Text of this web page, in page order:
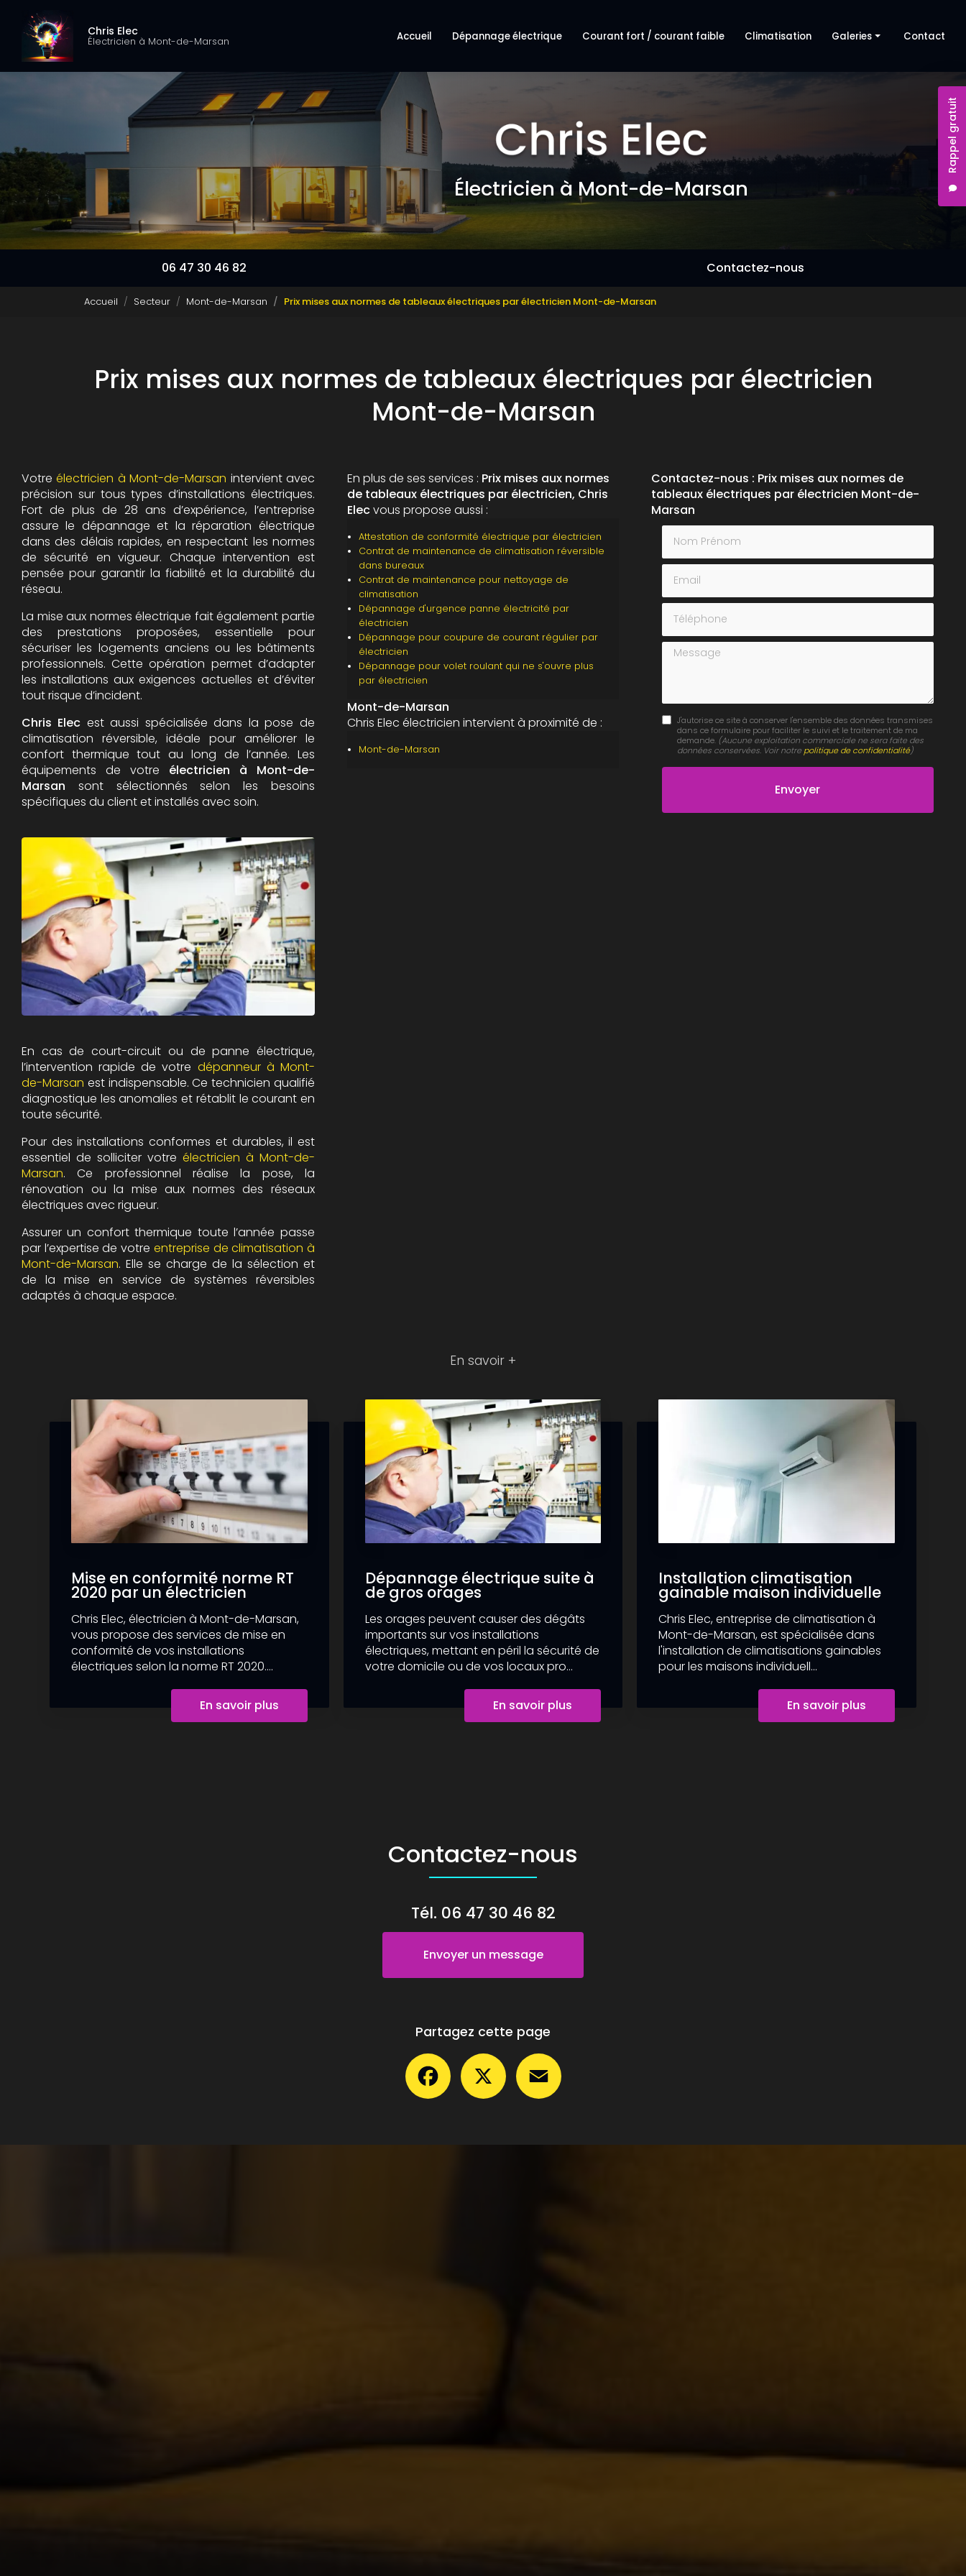
contenu
principal
Chris Elec
Électricien à Mont-de-Marsan
Rappel gratuit
Accueil Dépannage électrique Courant fort / courant faible Climatisation Galeries
Courant fort / courant faible
Contact
Électricien à Mont-de-Marsan
06 47 30 46 82 Contactez-nous
Accueil Secteur Mont-de-Marsan Prix mises aux normes de tableaux électriques par électricien Mont-de-Marsan
Prix mises aux normes de tableaux électriques par électricien
Mont-de-Marsan
Votreélectricien à Mont-de-Marsan intervient avec
précision sur tous types d’installations électriques.
Fort de plus de 28 ans d’expérience, l’entreprise
assure le dépannage et la réparation électrique
dans des délais rapides, en respectant les normes
de sécurité en vigueur. Chaque intervention est
pensée pour garantir la fiabilité et la durabilité du
réseau.
La mise aux normes électrique fait également partie
des prestations proposées, essentielle pour
sécuriser les logements anciens ou les bâtiments
professionnels. Cette opération permet d’adapter
les installations aux exigences actuelles et d’éviter
tout risque d’incident.
Chris Elec est aussi spécialisée dans la pose de
climatisation réversible, idéale pour améliorer le
confort thermique tout au long de l’année. Les
équipements de votre électricien à Mont-de-
Marsan sont sélectionnés selon les besoins
spécifiques du client et installés avec soin.
En cas de court-circuit ou de panne électrique,
l’intervention rapide de votre dépanneur à Mont-
de-Marsan est indispensable. Ce technicien qualifié
diagnostique les anomalies et rétablit le courant en
toute sécurité.
Pour des installations conformes et durables, il est
essentiel de solliciter votre électricien à Mont-de-
Marsan. Ce professionnel réalise la pose, la
rénovation ou la mise aux normes des réseaux
électriques avec rigueur.
Assurer un confort thermique toute l’année passe
par l’expertise de votre entreprise de climatisation à
Mont-de-Marsan. Elle se charge de la sélection et
de la mise en service de systèmes réversibles
adaptés à chaque espace.
En plus de ses services : Prix mises aux normes
de tableaux électriques par électricien, Chris
Elecvous propose aussi :
Attestation de conformité électrique par électricien
Contrat de maintenance de climatisation réversible
dans bureaux
Contrat de maintenance pour nettoyage de
climatisation
Dépannage d'urgence panne électricité par
électricien
Dépannage pour coupure de courant régulier par
électricien
Dépannage pour volet roulant qui ne s'ouvre plus
par électricien
Mont-de-Marsan
Chris Elec électricien intervient à proximité de :
Mont-de-Marsan
Contactez-nous : Prix mises aux normes de
tableaux électriques par électricien Mont-de-
Marsan
Nom Prénom
Email
Téléphone
Message
J'autorise ce site à conserver l'ensemble des données transmises
dans ce formulaire pour faciliter le suivi et le traitement de ma
demande. (Aucune exploitation commerciale ne sera faite des
données conservées. Voir notre politique de confidentialité)
En savoir +
Mise en conformité norme RT
2020 par un électricien
Chris Elec, électricien à Mont-de-Marsan,
vous propose des services de mise en
conformité de vos installations
électriques selon la norme RT 2020....
En savoir plus
Dépannage électrique suite à
de gros orages
Les orages peuvent causer des dégâts
importants sur vos installations
électriques, mettant en péril la sécurité de
votre domicile ou de vos locaux pro...
En savoir plus
Installation climatisation
gainable maison individuelle
Chris Elec, entreprise de climatisation à
Mont-de-Marsan, est spécialisée dans
l'installation de climatisations gainables
pour les maisons individuell...
En savoir plus
Contactez-nous
Tél. 06 47 30 46 82
Envoyer un message
Partagez cette page
Facebook